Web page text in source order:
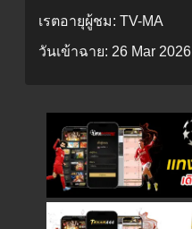
เรตอายุผู้ชม: TV-MA
วันเข้าฉาย: 26 Mar 2026